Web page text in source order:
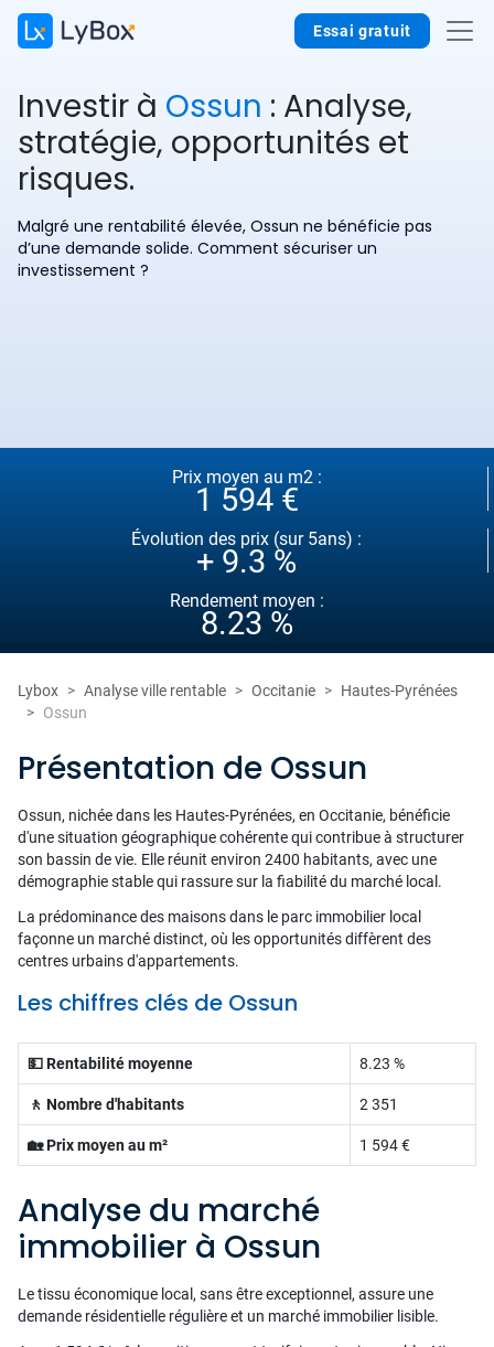
Essai gratuit
Investir à Ossun : Analyse,
stratégie, opportunités et
risques.
Malgré une rentabilité élevée, Ossun ne bénéficie pas
d’une demande solide. Comment sécuriser un
investissement ?
Prix moyen au m2 :
1 594 €
Évolution des prix (sur 5ans) :
+ 9.3 %
Rendement moyen :
8.23 %
Lybox Analyse ville rentable Occitanie
Hautes-Pyrénées
Ossun
Présentation de Ossun
Ossun, nichée dans les Hautes-Pyrénées, en Occitanie, bénéficie
d'une situation géographique cohérente qui contribue à structurer
son bassin de vie. Elle réunit environ 2400 habitants, avec une
démographie stable qui rassure sur la fiabilité du marché local.
La prédominance des maisons dans le parc immobilier local
façonne un marché distinct, où les opportunités diffèrent des
centres urbains d'appartements.
Les chiffres clés de Ossun
💵 Rentabilité moyenne 8.23 %
🚶 Nombre d'habitants 2 351
🏡 Prix moyen au m² 1 594 €
Analyse du marché
immobilier à Ossun
Le tissu économique local, sans être exceptionnel, assure une
demande résidentielle régulière et un marché immobilier lisible.